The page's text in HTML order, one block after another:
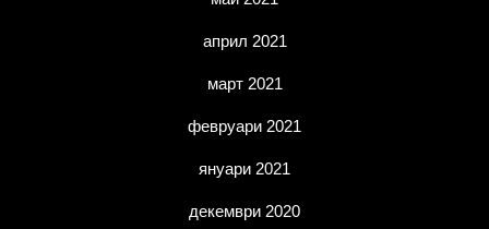
април 2021
март 2021
февруари 2021
януари 2021
декември 2020